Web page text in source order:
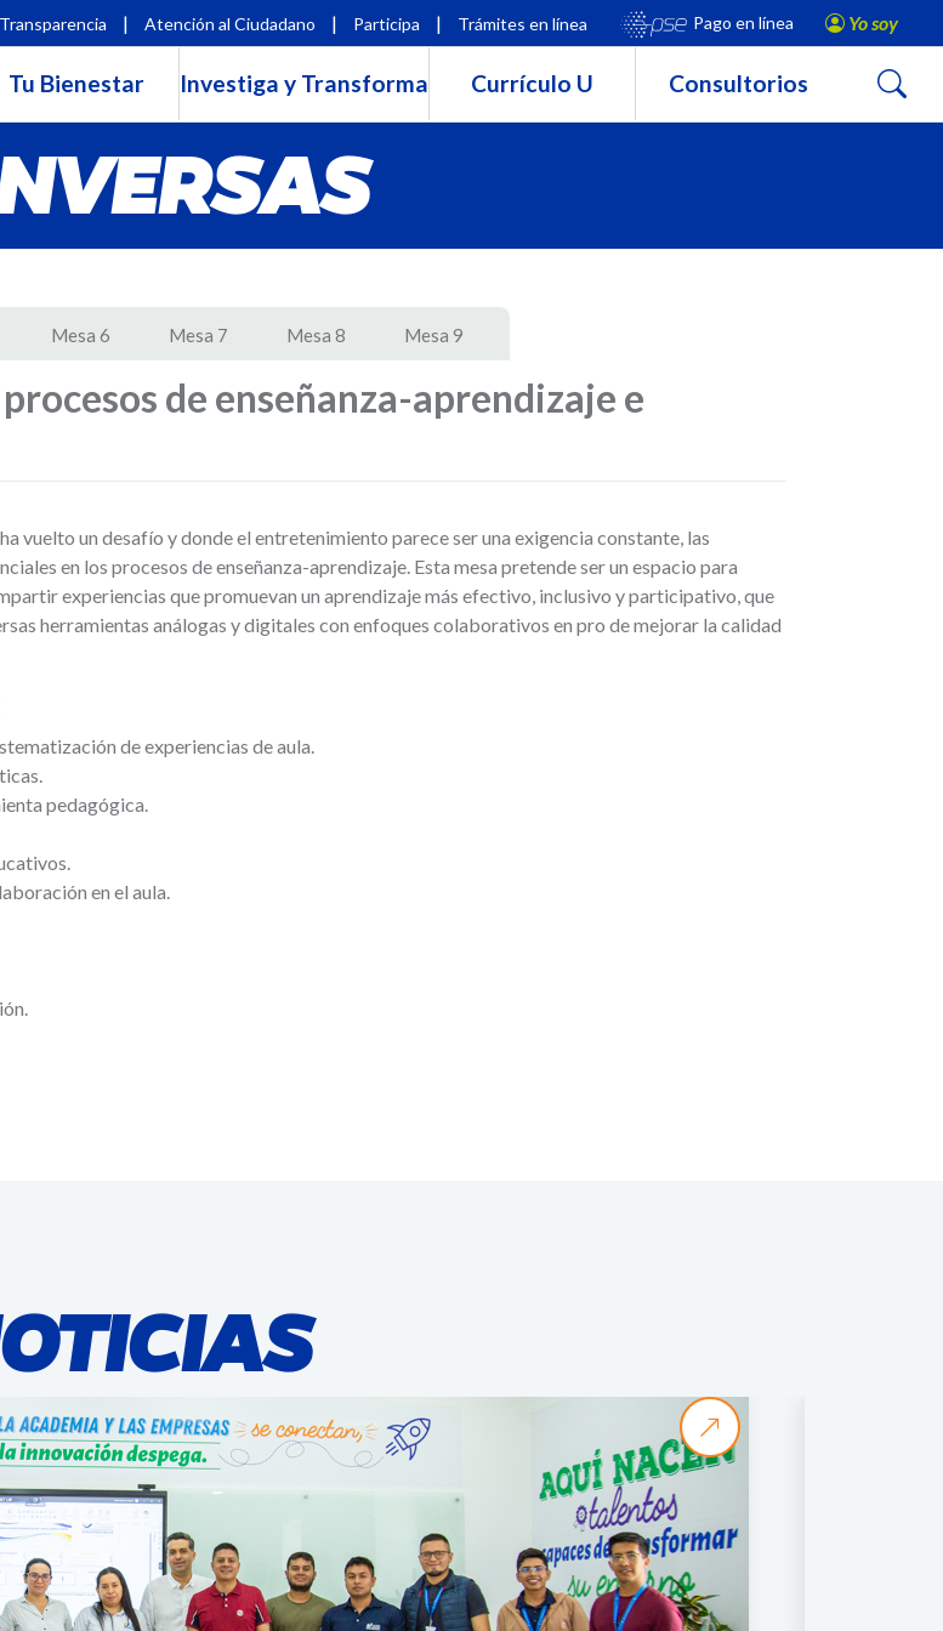
Transparencia | Atención al Ciudadano | Participa | Trámites en línea Pago en línea Yo soy
Tu Bienestar Investiga y Transforma Currículo U Consultorios Buscar
Mesa 6 Mesa 7 Mesa 8 Mesa 9
de enseñanza-aprendizaje e
vuelto un desafío y donde el entretenimiento parece ser una exigencia constante, las
en los procesos de enseñanza-aprendizaje. Esta mesa pretende ser un espacio para
experiencias que promuevan un aprendizaje más efectivo, inclusivo y participativo, que
herramientas análogas y digitales con enfoques colaborativos en pro de mejorar la calidad
de experiencias de aula.
pedagógica.
en el aula.